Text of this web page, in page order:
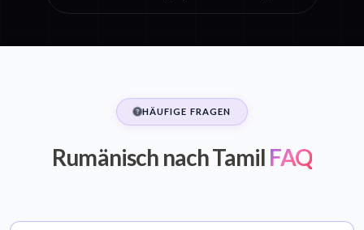
HÄUFIGE FRAGEN
Rumänisch nach Tamil FAQ